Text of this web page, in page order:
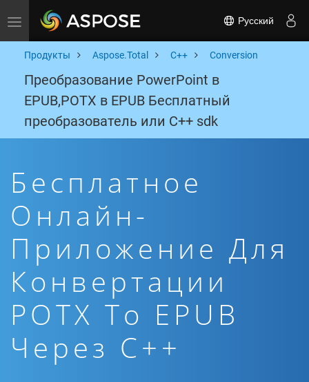
Toggle navigation Русский
Продукты Aspose.Total C++ Conversion
Преобразование PowerPoint в
EPUB,POTX в EPUB Бесплатный
преобразователь или C++ sdk
Бесплатное
Онлайн-
Приложение Для
Конвертации
POTX To EPUB
Через C++